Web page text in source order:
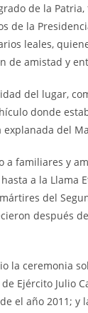
de la
de la
leales,
de amistad y
del lugar,
donde
del
a familiares y
a la Llama
del
después
la ceremonia
Ejército Julio
el año 2011; y